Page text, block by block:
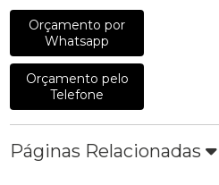
Orçamento por
Whatsapp
Orçamento pelo
Telefone
Páginas Relacionadas